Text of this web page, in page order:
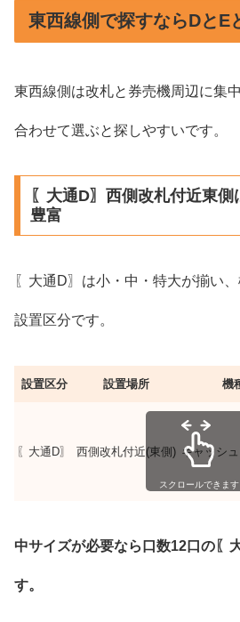
東西線側で探すならDとE
東西線側は改札と券売機周辺に集
合わせて選ぶと探しやすいです。
〖大通D〗西側改札付近東
豊富
〖大通D〗は小・中・特大が揃い
設置区分です。
設置区分 設置場所 機
〖大通D〗 西側改札付近(東側) キャッシ
スクロールできます
中サイズが必要なら口数12口の〖
す。